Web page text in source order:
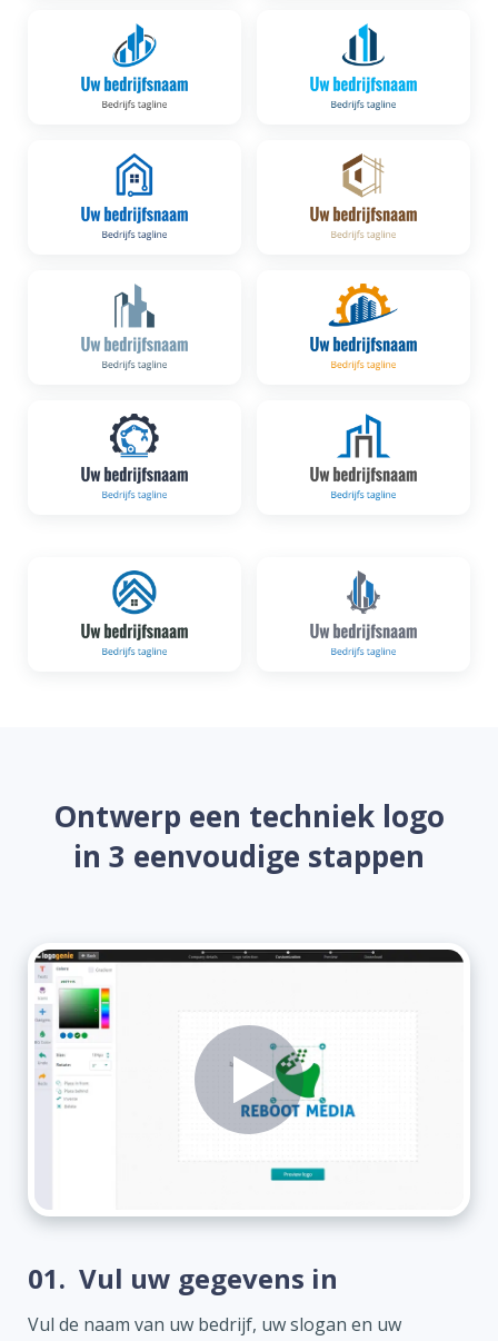
Ontwerp een techniek logo
in 3 eenvoudige stappen
01. Vul uw gegevens in
Vul de naam van uw bedrijf, uw slogan en uw